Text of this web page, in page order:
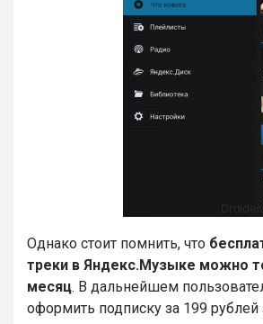
Однако стоит помнить, что
треки в Яндекс.Музыке можно
месяц. В дальнейшем
оформить подписку за 199 рублей